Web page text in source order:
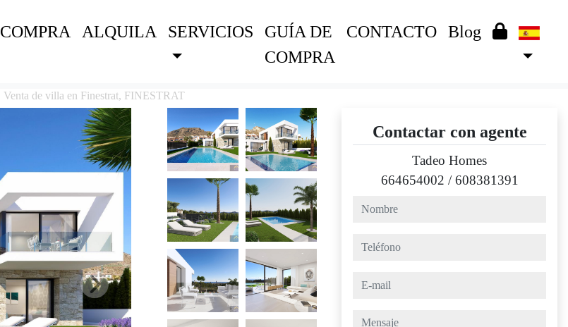
COMPRA ALQUILA SERVICIOS
GUÍA DE
COMPRA
CONTACTO Blog
Venta de villa en Finestrat, FINESTRAT
Contactar con agente
Tadeo Homes
664654002 /608381391
nombre
teléfono
e-mail
mensaje